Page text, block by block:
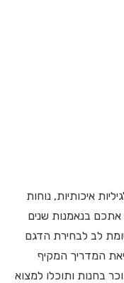
איכותיות, נוחות
אתכם בנאמנות שנים
לב לבחירת הדגם
המדריך המקיף
בחנות ותוכלו למצוא